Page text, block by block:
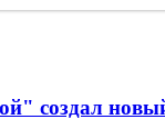
создал